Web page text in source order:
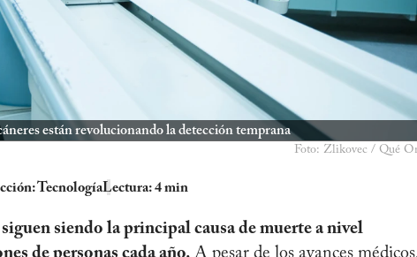
están revolucionando la detección temprana
Foto: Zlikovec / Qué
TecnologíaLectura: 4 min
siendo la principal causa de muerte a nivel
de personas cada año. A pesar de los avances